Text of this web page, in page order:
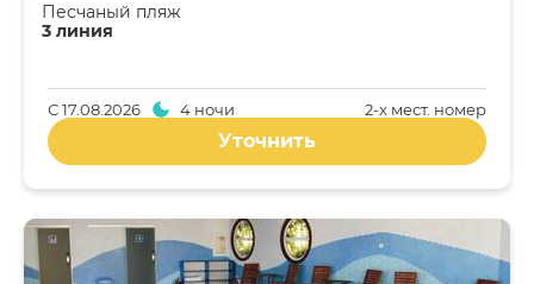
3 линия
Песчаный пляж
2-x мест. номер
С17.08.2026 4 ночи
Уточнить